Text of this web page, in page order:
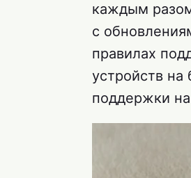
каждым
с
правилах
устройств на
поддержки